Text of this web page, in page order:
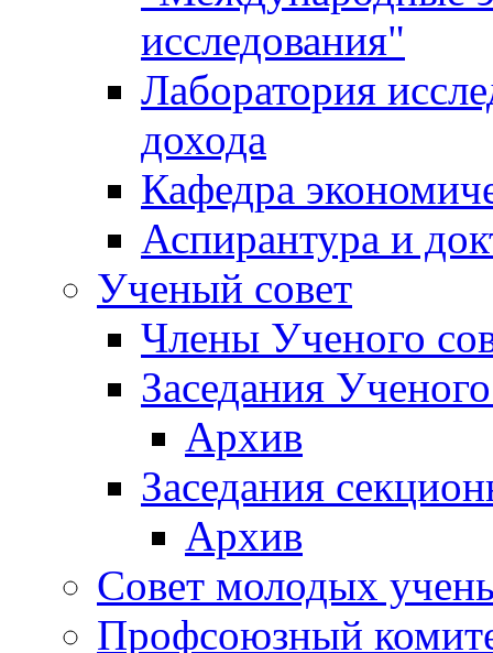
исследования"
Лаборатория
дохода
Кафедра
Аспирантура и
Ученый совет
Члены Ученого
Заседания
Архив
Заседания
Архив
Совет молодых
Профсоюзный